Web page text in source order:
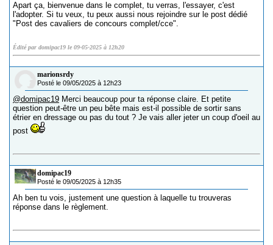
Apart ça, bienvenue dans le complet, tu verras, l'essayer, c'est
l'adopter. Si tu veux, tu peux aussi nous rejoindre sur le post dédié
"Post des cavaliers de concours complet/cce".
Édité par domipac19 le 09-05-2025 à 12h20
marionsrdy
Posté le 09/05/2025 à 12h23
@domipac19 Merci beaucoup pour ta réponse claire. Et petite
question peut-être un peu bête mais est-il possible de sortir sans
étrier en dressage ou pas du tout ? Je vais aller jeter un coup d'oeil au
post
domipac19
Posté le 09/05/2025 à 12h35
Ah ben tu vois, justement une question à laquelle tu trouveras
réponse dans le règlement.